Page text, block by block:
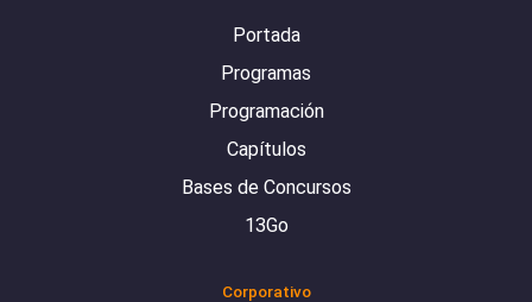
Portada
Programas
Programación
Capítulos
Bases de Concursos
13Go
Corporativo